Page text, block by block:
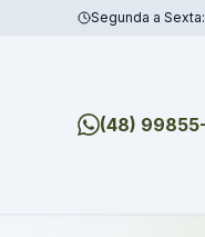
Segunda a
(48)